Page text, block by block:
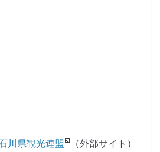
川県観光連盟
（外部サイト）